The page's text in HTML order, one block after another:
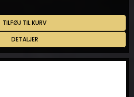
TILFØJ TIL KURV
DETALJER